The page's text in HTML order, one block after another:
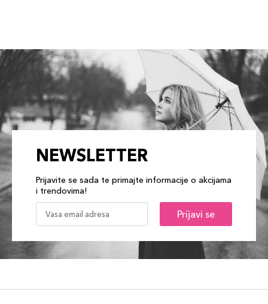
NEWSLETTER
Prijavite se sada te primajte informacije o akcijama
i trendovima!
Prijavi se